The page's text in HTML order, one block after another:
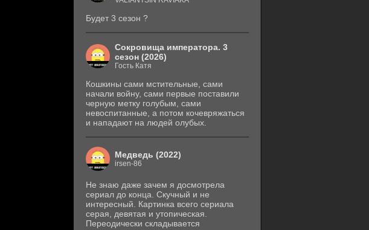
Будет 3 сезон ?
Сокровища императора. 3
сезон (2026)
Гость Катя
Кошкины сами мстительные, сами
начали войну, сами первые поставили
черную метку голубым, сами
невоспитанные, а потом кочевряжаться
и нападают на людей олубых.
Медведь (2022)
irsen-86
Не знаю даже зачем я досмотрела
сериал до конца. Скучный и не
интересный. Картинка всего сериала
серая, девятая и утопическая.
Переодически складывается